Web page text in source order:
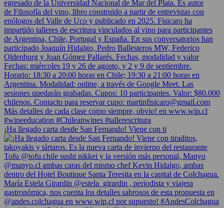
¡Ha llegado carta desde San Fernando! Viene con ti